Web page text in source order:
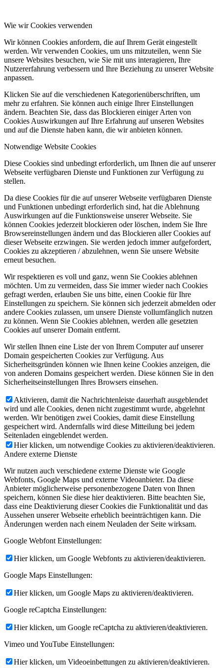
Wie wir Cookies verwenden
Wir können Cookies anfordern, die auf Ihrem Gerät eingestellt
werden. Wir verwenden Cookies, um uns mitzuteilen, wenn Sie
unsere Websites besuchen, wie Sie mit uns interagieren, Ihre
Nutzererfahrung verbessern und Ihre Beziehung zu unserer Website
anpassen.
Klicken Sie auf die verschiedenen Kategorienüberschriften, um
mehr zu erfahren. Sie können auch einige Ihrer Einstellungen
ändern. Beachten Sie, dass das Blockieren einiger Arten von
Cookies Auswirkungen auf Ihre Erfahrung auf unseren Websites
und auf die Dienste haben kann, die wir anbieten können.
Notwendige Website Cookies
Diese Cookies sind unbedingt erforderlich, um Ihnen die auf unserer
Webseite verfügbaren Dienste und Funktionen zur Verfügung zu
stellen.
Da diese Cookies für die auf unserer Webseite verfügbaren Dienste
und Funktionen unbedingt erforderlich sind, hat die Ablehnung
Auswirkungen auf die Funktionsweise unserer Webseite. Sie
können Cookies jederzeit blockieren oder löschen, indem Sie Ihre
Browsereinstellungen ändern und das Blockieren aller Cookies auf
dieser Webseite erzwingen. Sie werden jedoch immer aufgefordert,
Cookies zu akzeptieren / abzulehnen, wenn Sie unsere Website
erneut besuchen.
Wir respektieren es voll und ganz, wenn Sie Cookies ablehnen
möchten. Um zu vermeiden, dass Sie immer wieder nach Cookies
gefragt werden, erlauben Sie uns bitte, einen Cookie für Ihre
Einstellungen zu speichern. Sie können sich jederzeit abmelden oder
andere Cookies zulassen, um unsere Dienste vollumfänglich nutzen
zu können. Wenn Sie Cookies ablehnen, werden alle gesetzten
Cookies auf unserer Domain entfernt.
Wir stellen Ihnen eine Liste der von Ihrem Computer auf unserer
Domain gespeicherten Cookies zur Verfügung. Aus
Sicherheitsgründen können wie Ihnen keine Cookies anzeigen, die
von anderen Domains gespeichert werden. Diese können Sie in den
Sicherheitseinstellungen Ihres Browsers einsehen.
Aktivieren, damit die Nachrichtenleiste dauerhaft ausgeblendet
wird und alle Cookies, denen nicht zugestimmt wurde, abgelehnt
werden. Wir benötigen zwei Cookies, damit diese Einstellung
gespeichert wird. Andernfalls wird diese Mitteilung bei jedem
Seitenladen eingeblendet werden.
Hier klicken, um notwendige Cookies zu aktivieren/deaktivieren.
Andere externe Dienste
Wir nutzen auch verschiedene externe Dienste wie Google
Webfonts, Google Maps und externe Videoanbieter. Da diese
Anbieter möglicherweise personenbezogene Daten von Ihnen
speichern, können Sie diese hier deaktivieren. Bitte beachten Sie,
dass eine Deaktivierung dieser Cookies die Funktionalität und das
Aussehen unserer Webseite erheblich beeinträchtigen kann. Die
Änderungen werden nach einem Neuladen der Seite wirksam.
Google Webfont Einstellungen:
Hier klicken, um Google Webfonts zu aktivieren/deaktivieren.
Google Maps Einstellungen:
Hier klicken, um Google Maps zu aktivieren/deaktivieren.
Google reCaptcha Einstellungen:
Hier klicken, um Google reCaptcha zu aktivieren/deaktivieren.
Vimeo und YouTube Einstellungen:
Hier klicken, um Videoeinbettungen zu aktivieren/deaktivieren.